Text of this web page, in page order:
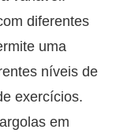
diferentes
uma
níveis de
exercícios.
em